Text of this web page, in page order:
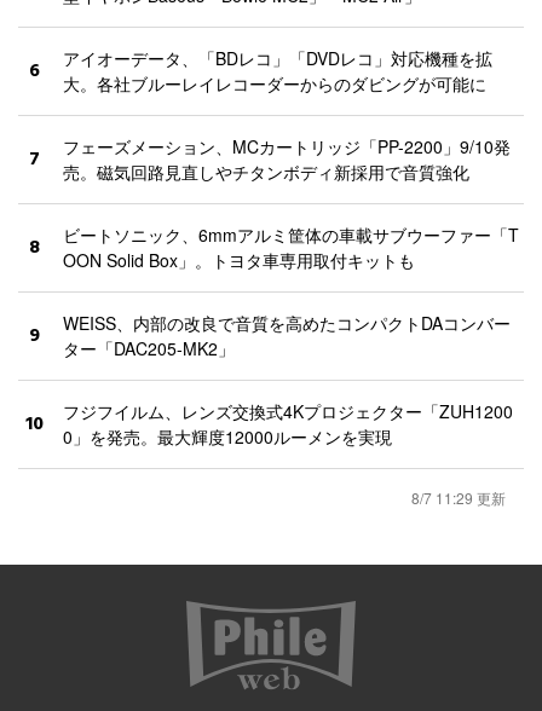
6
アイオーデータ、「BDレコ」「DVDレコ」対応機種を拡
大。各社ブルーレイレコーダーからのダビングが可能に
7
フェーズメーション、MCカートリッジ「PP-2200」9/10発
売。磁気回路見直しやチタンボディ新採用で音質強化
8
ビートソニック、6mmアルミ筐体の車載サブウーファー「T
OON Solid Box」。トヨタ車専用取付キットも
9
WEISS、内部の改良で音質を高めたコンパクトDAコンバー
ター「DAC205-MK2」
10
フジフイルム、レンズ交換式4Kプロジェクター「ZUH1200
0」を発売。最大輝度12000ルーメンを実現
8/7 11:29 更新